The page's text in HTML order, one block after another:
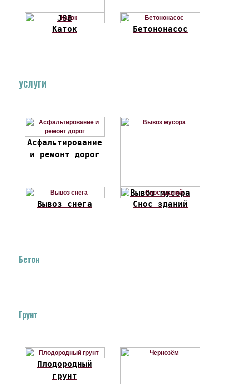
JSB
Каток
Бетононасос
УСЛУГИ
Асфальтирование
и ремонт дорог
Вывоз мусора
Вывоз снега
Снос зданий
Бетон
Грунт
Плодородный
грунт